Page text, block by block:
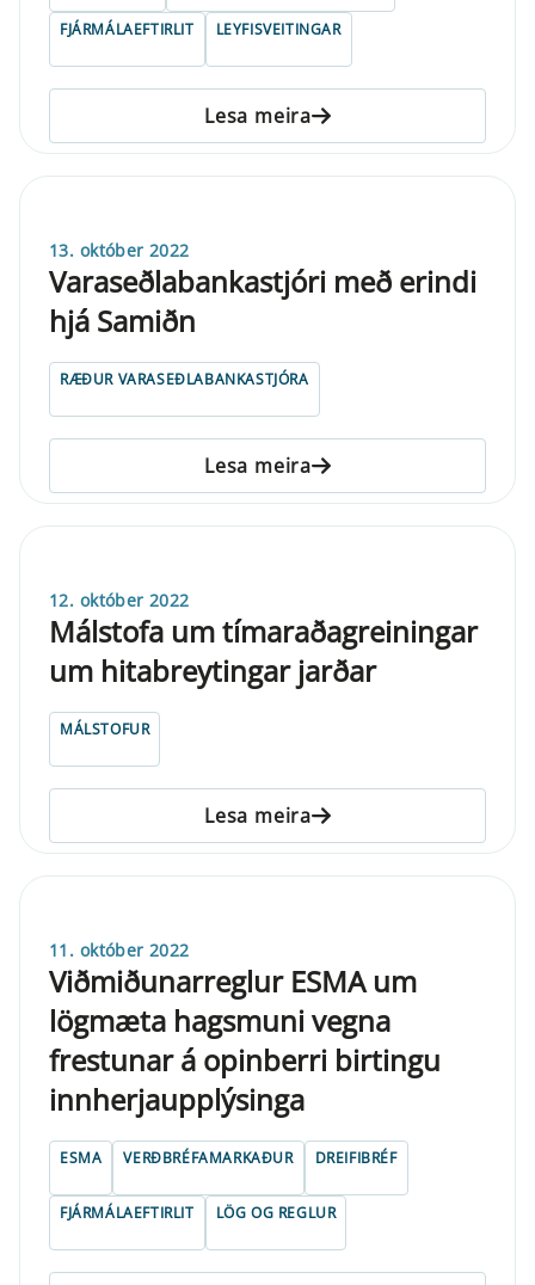
FJÁRMÁLAEFTIRLIT LEYFISVEITINGAR
Lesa meira
13. október 2022
Varaseðlabankastjóri með erindi
hjá Samiðn
RÆÐUR VARASEÐLABANKASTJÓRA
Lesa meira
12. október 2022
Málstofa um tímaraðagreiningar
um hitabreytingar jarðar
MÁLSTOFUR
Lesa meira
11. október 2022
Viðmiðunarreglur ESMA um
lögmæta hagsmuni vegna
frestunar á opinberri birtingu
innherjaupplýsinga
ESMA VERÐBRÉFAMARKAÐUR DREIFIBRÉF
FJÁRMÁLAEFTIRLIT LÖG OG REGLUR